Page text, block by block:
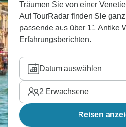
Träumen Sie von einer
Auf TourRadar finden Sie
passende aus über 11 Antike
Erfahrungsberichten.
Datum auswählen
2 Erwachsene
Reisen